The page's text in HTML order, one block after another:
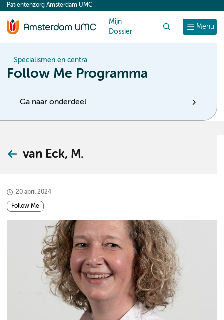
content
Menu
Patiëntenzorg Amsterdam UMC
Mijn
Dossier
Specialismen en centra
Follow Me Programma
Ga naar onderdeel
van Eck, M.
20 april 2024
Follow Me